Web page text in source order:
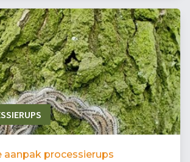
aanpak processierups